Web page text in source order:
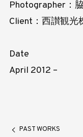
Photographer：
Client：西讃観光
Date
April 2012 –
PAST WORKS